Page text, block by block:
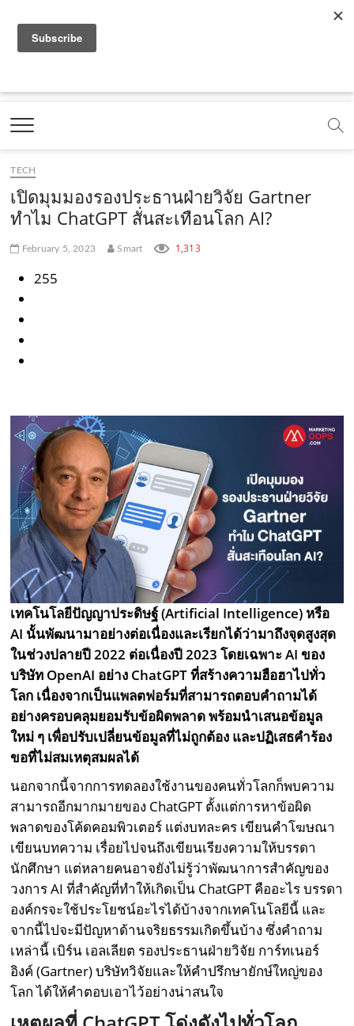
a
e
b
o
o
k
o
t
b
.
.
o
e
m
t
g
a
t
k
c
Marketing Oops!
DIGITAL | CREATIVE | ADVERTISING | CAMPAIGN |
TECH
เปิดมุมมองรองประธานฝ่ายวิจัย Gartner
ทำไม ChatGPT สั่นสะเทือนโลก AI?
February 5, 2023 Smart 1,313
255
เทคโนโลยีปัญญาประดิษฐ์ (Artificial Intelligence) หรือ
AI นั้นพัฒนามาอย่างต่อเนื่องและเรียกได้ว่ามาถึงจุดสูงสุด
ในช่วงปลายปี 2022 ต่อเนื่องปี 2023 โดยเฉพาะ AI ของ
บริษัท OpenAI อย่าง ChatGPT ที่สร้างความฮือฮาไปทั่ว
โลก เนื่องจากเป็นแพลตฟอร์มที่สามารถตอบคำถามได้
อย่างครอบคลุมยอมรับข้อผิดพลาด พร้อมนำเสนอข้อมูล
ใหม่ ๆ เพื่อปรับเปลี่ยนข้อมูลที่ไม่ถูกต้อง และปฏิเสธคำร้อง
ขอที่ไม่สมเหตุสมผลได้
นอกจากนี้จากการทดลองใช้งานของคนทั่วโลกก็พบความ
สามารถอีกมากมายของ ChatGPT ตั้งแต่การหาข้อผิด
พลาดของโค้ดคอมพิวเตอร์ แต่งบทละคร เขียนคำโฆษณา
เขียนบทความ เรื่อยไปจนถึงเขียนเรียงความให้บรรดา
นักศึกษา แต่หลายคนอาจยังไม่รู้ว่าพัฒนาการสำคัญของ
วงการ AI ที่สำคัญที่ทำให้เกิดเป็น ChatGPT คืออะไร บรรดา
องค์กรจะใช้ประโยชน์อะไรได้บ้างจากเทคโนโลยีนี้ และ
จากนี้ไปจะมีปัญหาด้านจริยธรรมเกิดขึ้นบ้าง ซึ่งคำถาม
เหล่านี้ เบิร์น เอลเลียต รองประธานฝ่ายวิจัย การ์ทเนอร์
อิงค์ (Gartner) บริษัทวิจัยและให้คำปรึกษายักษ์ใหญ่ของ
โลก ได้ให้คำตอบเอาไว้อย่างน่าสนใจ